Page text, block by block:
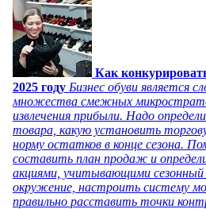
Как
2025 году Бизнес обуви является
множества смежных
извлечения прибыли. Надо
товара, какую установить
норму остатков в конце сезона.
составить план продаж и
акциями, учитывающими сезонный
окружение, настроить систему
правильно расставить точки